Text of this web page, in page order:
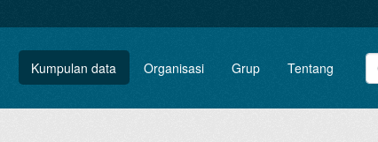
Kumpulan data Organisasi Grup Tentang